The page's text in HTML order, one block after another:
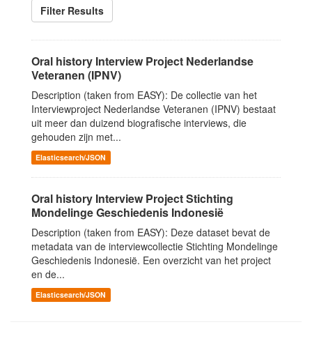
Filter Results
Oral history Interview Project Nederlandse
Veteranen (IPNV)
Description (taken from EASY): De collectie van het
Interviewproject Nederlandse Veteranen (IPNV) bestaat
uit meer dan duizend biografische interviews, die
gehouden zijn met...
Elasticsearch/JSON
Oral history Interview Project Stichting
Mondelinge Geschiedenis Indonesië
Description (taken from EASY): Deze dataset bevat de
metadata van de interviewcollectie Stichting Mondelinge
Geschiedenis Indonesië. Een overzicht van het project
en de...
Elasticsearch/JSON